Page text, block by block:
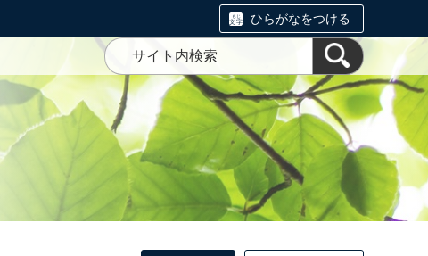
ひらがなをつける